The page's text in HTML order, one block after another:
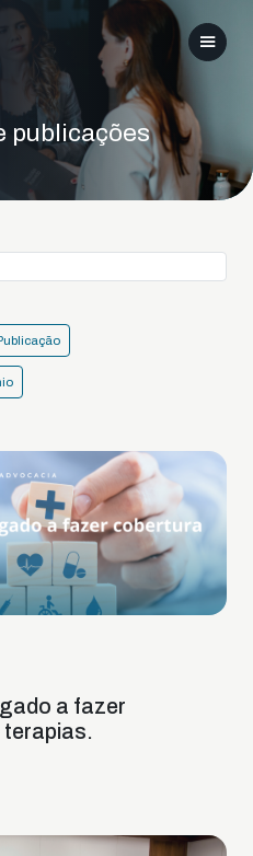
publicações
a fazer
terapias.